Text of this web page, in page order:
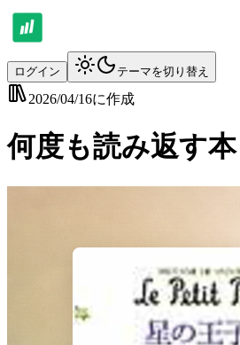
ログイン テーマを切り替え
2026/04/16に作成
何度も読み返す本